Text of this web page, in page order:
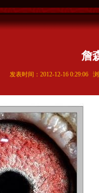
詹
发表时间：2012-12-16 0:29:06